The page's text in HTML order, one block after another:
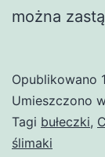
można
Opublikowano
Umieszczono
Tagi bułeczki,
ślimaki